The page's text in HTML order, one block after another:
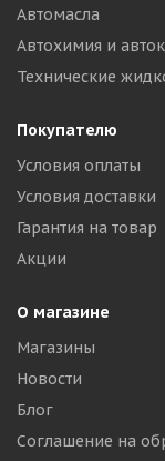
Автомасла
Автохимия и
Технические
Покупателю
Условия оплаты
Условия доставки
Гарантия на товар
Акции
О магазине
Магазины
Новости
Блог
Соглашение на